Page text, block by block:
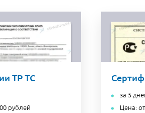
ТР ТС
рублей
за 5
Цена: